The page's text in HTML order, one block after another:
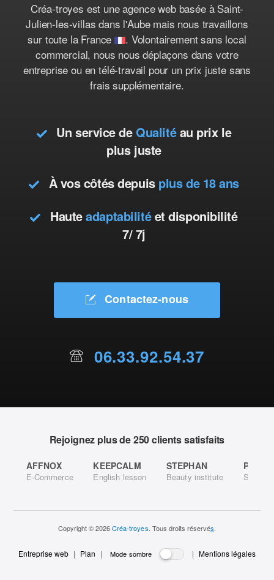
Créa-troyes est une agence web basée à Saint-
Julien-les-villas dans l'Aube mais nous travaillons
sur toute la France
. Volontairement sans local
commercial, nous nous déplaçons dans votre
entreprise ou en télé-travail pour un prix juste sans
frais supplémentaire.
Un service de Qualité au prix le
plus juste
À vos côtés depuis plus de 18 ans
Hauteadaptabilitéet disponibilité
7/ 7j
Contactez-nous
06.33.92.54.37
Rejoignez plus de 250 clients satisfaits
AFFNOX
E-Commerce
KEEPCALM
English lesson
STEPHAN
Beauty institute
PB
Site
Copyright © 2026Créa-troyes . Tous droits réservés
Entreprise web | Plan | Mode sombre | Mentionslégales